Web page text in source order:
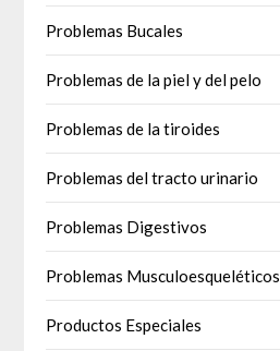
Problemas Bucales
Problemas de la piel y del pelo
Problemas de la tiroides
Problemas del tracto urinario
Problemas Digestivos
Problemas Musculoesqueléticos
Productos Especiales